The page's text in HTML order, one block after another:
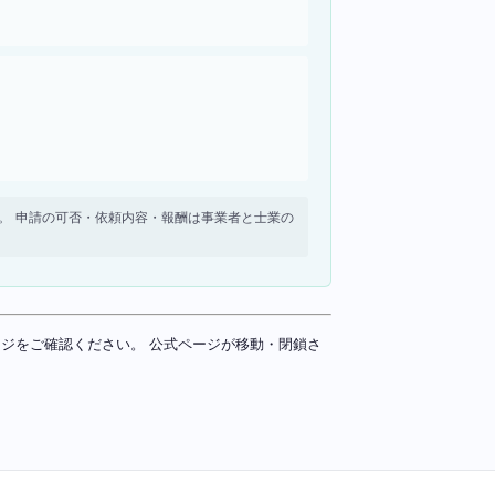
申請の可否・依頼内容・報酬は事業者と士業の
をご確認ください。 公式ページが移動・閉鎖さ